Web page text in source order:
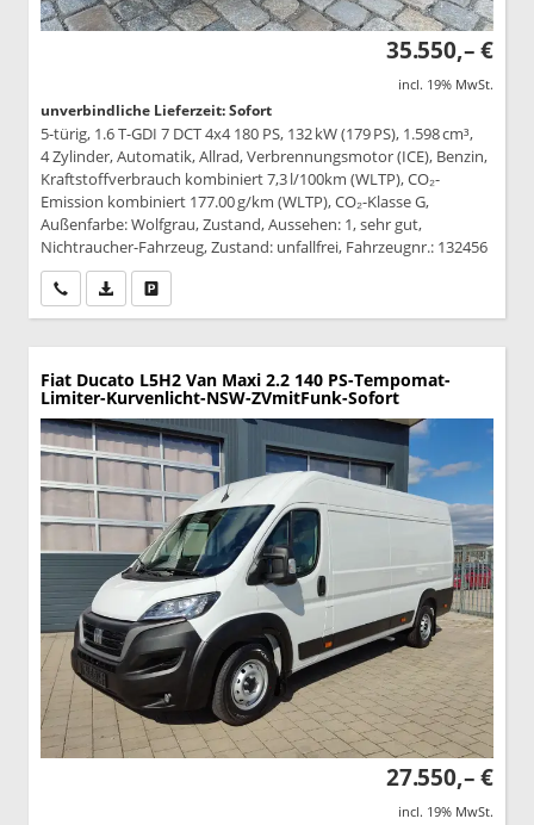
35.550,– €
incl. 19% MwSt.
unverbindliche Lieferzeit: Sofort
5-türig, 1.6 T-GDI 7 DCT 4x4 180 PS, 132 kW (179 PS), 1.598 cm³,
4 Zylinder, Automatik, Allrad, Verbrennungsmotor (ICE), Benzin,
Kraftstoffverbrauch kombiniert 7,3 l/100km (WLTP), CO₂-
Emission kombiniert 177.00 g/km (WLTP), CO₂-Klasse G,
Außenfarbe: Wolfgrau, Zustand, Aussehen: 1, sehr gut,
Nichtraucher-Fahrzeug, Zustand: unfallfrei, Fahrzeugnr.: 132456
Wir rufen Sie anPDF-Datei, Fahrzeugexposé drucken
Fiat Ducato L5H2 Van Maxi 2.2 140 PS-Tempomat-
Limiter-Kurvenlicht-NSW-ZVmitFunk-Sofort
27.550,– €
incl. 19% MwSt.